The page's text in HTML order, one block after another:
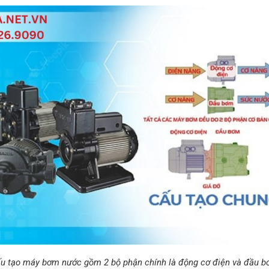
tạo máy bơm nước gồm 2 bộ phận chính là động cơ điện và đầu